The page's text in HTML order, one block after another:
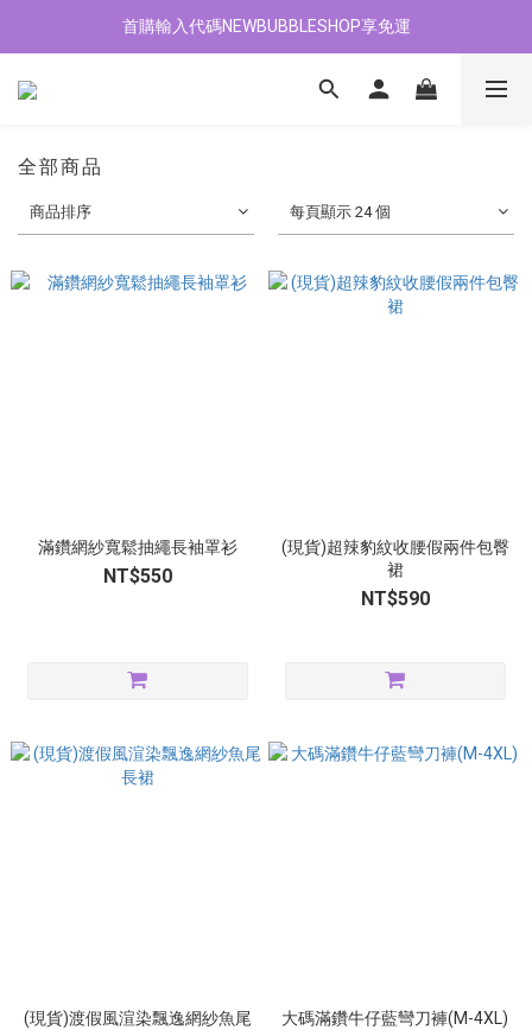
加入會員贈$100購物金
首購輸入代碼NEWBUBBLESHOP享免運
加入會員贈$100購物金
全部商品
商品排序 每頁顯示 24 個
滿鑽網紗寬鬆抽繩長袖罩衫
NT$550
(現貨)超辣豹紋收腰假兩件包臀
裙
NT$590
(現貨)渡假風渲染飄逸網紗魚尾
大碼滿鑽牛仔藍彎刀褲(M-4XL)